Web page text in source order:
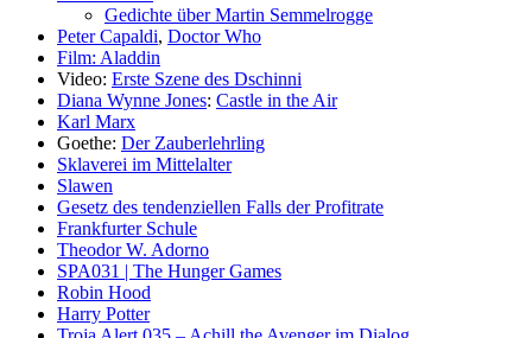
Gedichte über Martin Semmelrogge
Peter Capaldi, Doctor Who
Film: Aladdin
Video: Erste Szene des Dschinni
Diana Wynne Jones: Castle in the Air
Karl Marx
Goethe: Der Zauberlehrling
Sklaverei im Mittelalter
Slawen
Gesetz des tendenziellen Falls der Profitrate
Frankfurter Schule
Theodor W. Adorno
SPA031 | The Hunger Games
Robin Hood
Harry Potter